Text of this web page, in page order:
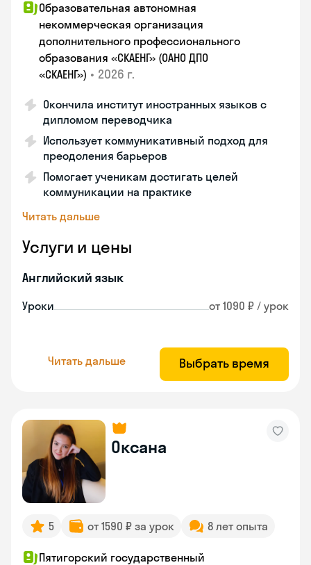
Образовательная автономная
некоммерческая организация
дополнительного профессионального
образования «СКАЕНГ» (ОАНО ДПО
«СКАЕНГ») • 2026 г.
Окончила институт иностранных языков с
дипломом переводчика
Использует коммуникативный подход для
преодоления барьеров
Помогает ученикам достигать целей
коммуникации на практике
Читать дальше
Услуги и цены
Английский язык
Уроки от 1090 ₽ / урок
Читать дальше Выбрать время
Оксана
5 от 1590 ₽ за урок 8 лет опыта
Пятигорский государственный